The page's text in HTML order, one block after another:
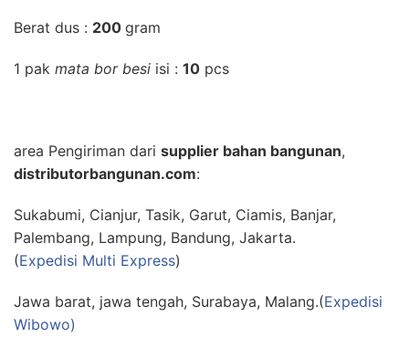
Berat dus : 200 gram
1 pak mata bor besi isi : 10 pcs
area Pengiriman dari supplier bahan bangunan,
distributorbangunan.com:
Sukabumi, Cianjur, Tasik, Garut, Ciamis, Banjar,
Palembang, Lampung, Bandung, Jakarta.
(Expedisi Multi Express)
Jawa barat, jawa tengah, Surabaya, Malang.(Expedisi
Wibowo)